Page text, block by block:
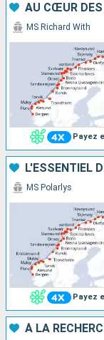
AU CŒUR DES
Payez
MS Richard With
L'ESSENTIEL
Payez
MS Polarlys